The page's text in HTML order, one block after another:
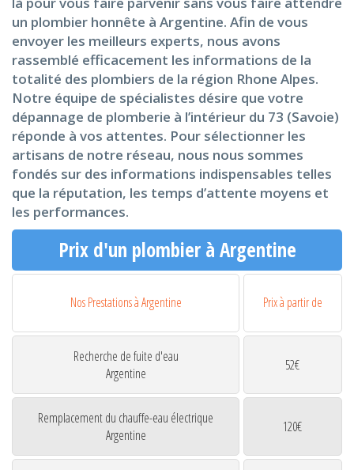
un plombier honnête à Argentine. Afin de vous
envoyer les meilleurs experts, nous avons
rassemblé efficacement les informations de la
totalité des plombiers de la région Rhone Alpes.
Notre équipe de spécialistes désire que votre
dépannage de plomberie à l’intérieur du 73 (Savoie)
réponde à vos attentes. Pour sélectionner les
artisans de notre réseau, nous nous sommes
fondés sur des informations indispensables telles
que la réputation, les temps d’attente moyens et
les performances.
Prix d'un plombier à Argentine
Nos Prestations à Argentine Prix à partir de
Recherche de fuite d'eau
Argentine
52€
Remplacement du chauffe-eau électrique
Argentine
120€